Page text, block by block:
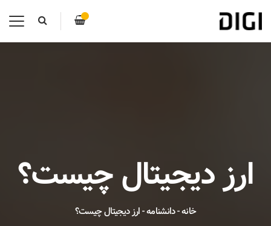
ارز‌ دیجیتال چیست؟
خانه-دانشنامه-ارز‌ دیجیتال چیست؟